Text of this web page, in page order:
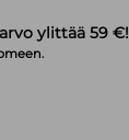
ylittää 59 €!